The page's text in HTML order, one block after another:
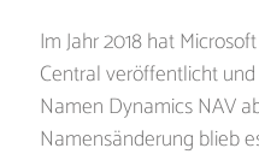
Im Jahr 2018 hat
Central veröffentlicht
Namen Dynamics NAV
Namensänderung blieb